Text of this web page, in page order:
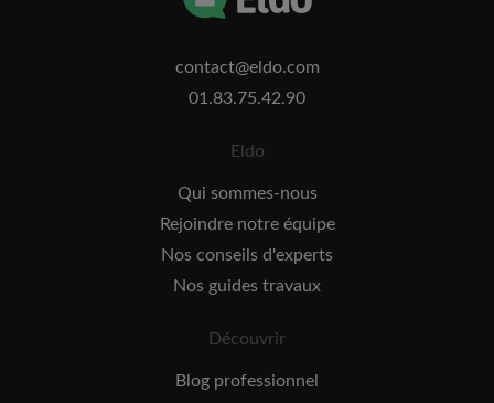
contact@eldo.com
01.83.75.42.90
Eldo
Qui sommes-nous
Rejoindre notre équipe
Nos conseils d'experts
Nos guides travaux
Découvrir
Blog professionnel